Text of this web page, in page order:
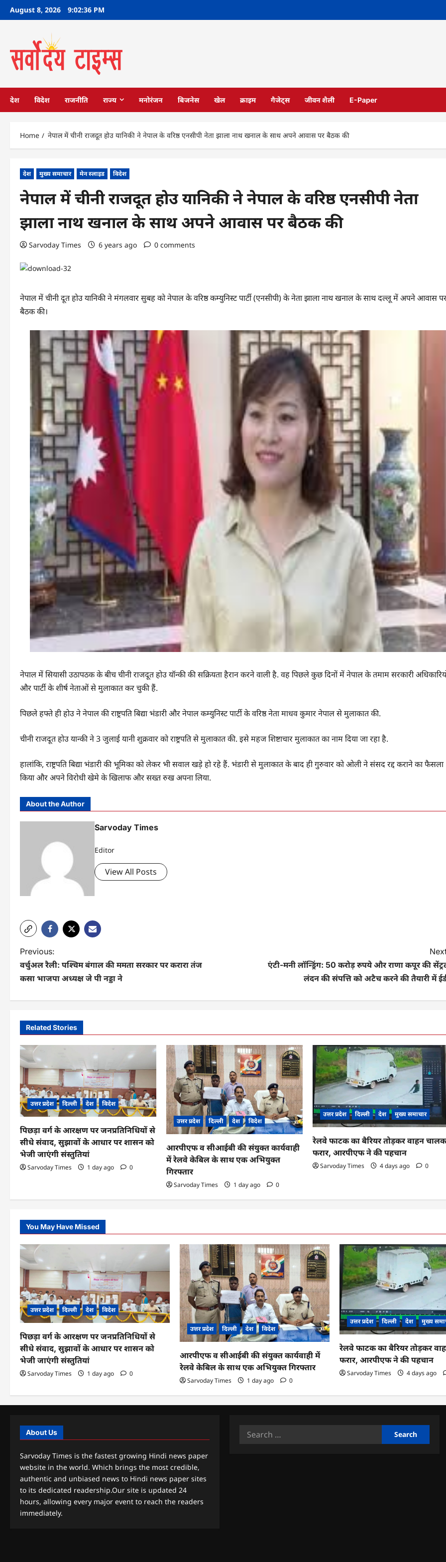
SkipAugust 8, 2026 9:02:37 PM
देश विदेश राजनीति राज्य मनोरंजन बिजनेस खेल क्राइम गैजेट्स जीवन शैली E-Paper
Home नेपाल में चीनी राजदूत होउ यानिकी ने नेपाल के वरिष्ठ एनसीपी नेता झाला नाथ खनाल के साथ अपने आवास पर बैठक की
देश मुख्य समाचार मेन स्लाइड विदेश
नेपाल में चीनी राजदूत होउ यानिकी ने नेपाल के वरिष्ठ एनसीपी नेता
झाला नाथ खनाल के साथ अपने आवास पर बैठक की
Sarvoday Times 6 years ago 0 comments
नेपाल में चीनी दूत होउ यानिकी ने मंगलवार सुबह को नेपाल के वरिष्ठ कम्युनिस्ट पार्टी (एनसीपी) के नेता झाला नाथ खनाल के साथ दल्लू में अपने आवास
बैठक की।
नेपाल में सियासी उठापठक के बीच चीनी राजदूत होउ यॉन्की की सक्रियता हैरान करने वाली है. वह पिछले कुछ दिनों में नेपाल के तमाम सरकारी
और पार्टी के शीर्ष नेताओं से मुलाकात कर चुकी हैं.
पिछले हफ्ते ही होउ ने नेपाल की राष्ट्रपति बिद्या भंडारी और नेपाल कम्युनिस्ट पार्टी के वरिष्ठ नेता माधव कुमार नेपाल से मुलाकात की.
चीनी राजदूत होउ यान्की ने 3 जुलाई यानी शुक्रवार को राष्ट्रपति से मुलाकात की. इसे महज शिष्टाचार मुलाकात का नाम दिया जा रहा है.
हालांकि, राष्ट्रपति बिद्या भंडारी की भूमिका को लेकर भी सवाल खड़े हो रहे हैं. भंडारी से मुलाकात के बाद ही गुरुवार को ओली ने संसद रद्द कराने का फैसला
किया और अपने विरोधी खेमे के खिलाफ और सख्त रुख अपना लिया.
About the Author
Sarvoday Times
Editor
View All Posts
P
o
n
a
v
g
a
t
i
o
Previous:
वर्चुअल रैली: पश्चिम बंगाल की ममता सरकार पर करारा तंज
कसा भाजपा अध्यक्ष जे पी नड्डा ने
एंटी-मनी लॉन्ड्रिंग: 50 करोड़ रुपये और राणा कपूर की
लंदन की संपत्ति को अटैच करने की तैयारी में
Related Stories
उत्तर प्रदेश दिल्ली देश विदेश
पिछड़ा वर्ग के आरक्षण पर जनप्रतिनिधियों से
सीधे संवाद, सुझावों के आधार पर शासन को
भेजी जाएंगी संस्तुतियां
Sarvoday Times 1 day ago 0
उत्तर प्रदेश दिल्ली देश विदेश
आरपीएफ व सीआईबी की संयुक्त कार्यवाही
में रेलवे केबिल के साथ एक अभियुक्त
गिरफ्तार
Sarvoday Times 1 day ago 0
उत्तर प्रदेश दिल्ली देश मुख्य समाचार
रेलवे फाटक का बैरियर तोड़कर वाहन
फरार, आरपीएफ ने की पहचान
Sarvoday Times 4 days ago 0
You May Have Missed
उत्तर प्रदेश दिल्ली देश विदेश
पिछड़ा वर्ग के आरक्षण पर जनप्रतिनिधियों से
सीधे संवाद, सुझावों के आधार पर शासन को
भेजी जाएंगी संस्तुतियां
Sarvoday Times 1 day ago 0
उत्तर प्रदेश दिल्ली देश विदेश
आरपीएफ व सीआईबी की संयुक्त कार्यवाही में
रेलवे केबिल के साथ एक अभियुक्त गिरफ्तार
Sarvoday Times 1 day ago 0
उत्तर प्रदेश दिल्ली देश मुख्य
रेलवे फाटक का बैरियर तोड़कर
फरार, आरपीएफ ने की पहचान
Sarvoday Times 4 days ago
About Us
Sarvoday Times is the fastest growing Hindi news paper
website in the world. Which brings the most credible,
authentic and unbiased news to Hindi news paper sites
to its dedicated readership.Our site is updated 24
hours, allowing every major event to reach the readers
immediately.
Search